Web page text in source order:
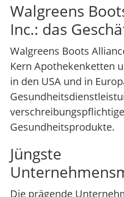
Walgreens
Inc.: das
Walgreens Boots
Kern Apothekenketten
in den USA und in
Gesundheitsprodukte.
Jüngste
Die prägende